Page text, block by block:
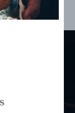
FRANÇAIS
del ‘Festival